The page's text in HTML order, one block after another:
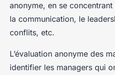
anonyme, en se
la communication, le
conflits, etc.
L’évaluation anonyme des
identifier les managers qui